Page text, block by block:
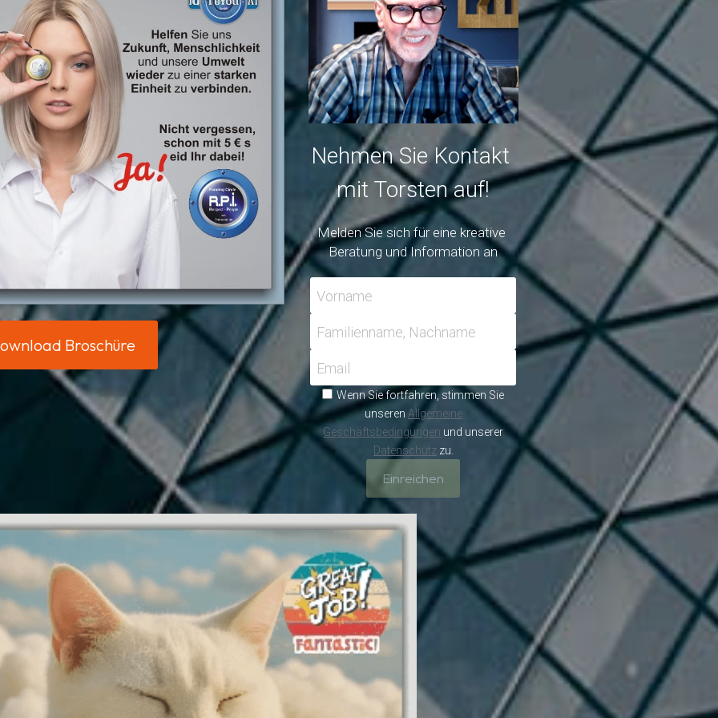
Broschüre
Nehmen Sie Kontakt
mit Torsten auf!
Melden Sie sich für eine kreative
Beratung und Information an
Vorname
Familienname, Nachname
Email
Wenn Sie fortfahren, stimmen Sie
unseren Allgemeine
Geschäftsbedingungen und unserer
Datenschutzzu.
Einreichen